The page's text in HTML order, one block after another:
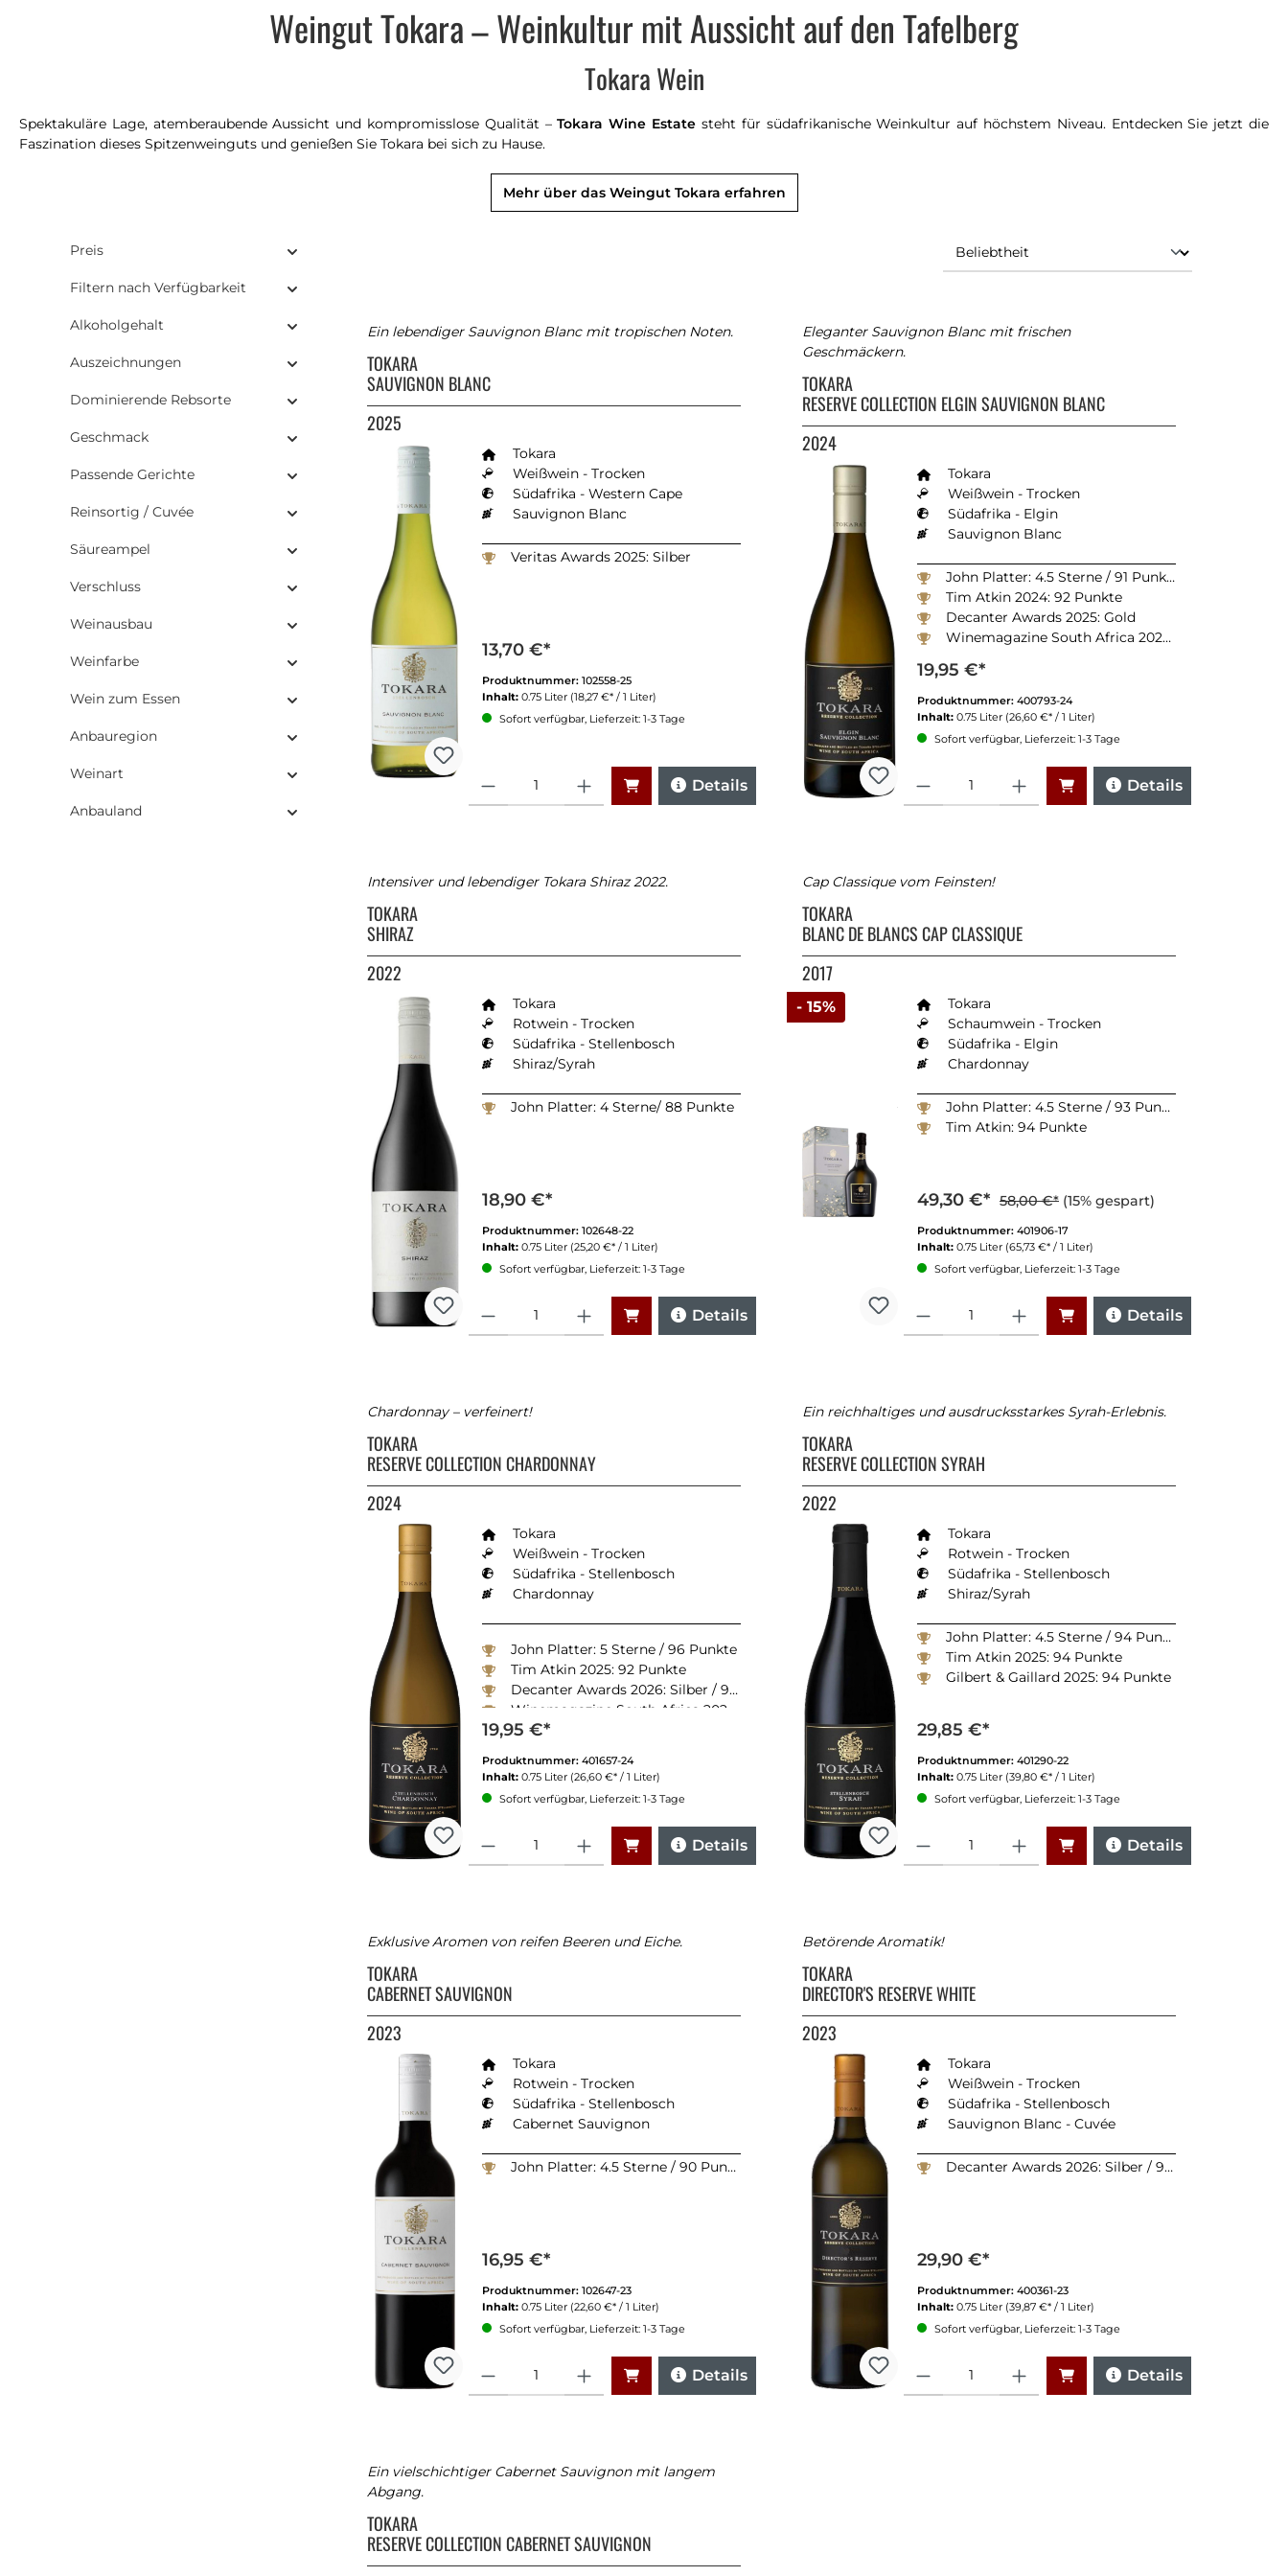
Weingut Tokara – Weinkultur mit Aussicht auf den Tafelberg
Tokara Wein
Spektakuläre Lage, atemberaubende Aussicht und kompromisslose Qualität –Tokara Wine Estate steht für südafrikanische Weinkultur auf höchstem Niveau. Entdecken Sie jetzt die
Faszination dieses Spitzenweinguts und genießen Sie Tokara bei sich zu Hause.
Mehr über das Weingut Tokara erfahren
Preis
Filtern nach Verfügbarkeit
Alkoholgehalt
Auszeichnungen
Dominierende Rebsorte
Geschmack
Passende Gerichte
Reinsortig / Cuvée
Säureampel
Verschluss
Weinausbau
Weinfarbe
Wein zum Essen
Anbauregion
Weinart
Anbauland
Ein lebendiger Sauvignon Blanc mit tropischen Noten.
TOKARA
SAUVIGNON BLANC
2025
Tokara
Weißwein - Trocken
Südafrika - Western Cape
Sauvignon Blanc
Veritas Awards 2025: Silber
13,70 €*
Produktnummer: 102558-25
Inhalt: 0.75 Liter (18,27 €* / 1 Liter)
Sofort verfügbar, Lieferzeit: 1-3 Tage
Details
Eleganter Sauvignon Blanc mit frischen
Geschmäckern.
TOKARA
RESERVE COLLECTION ELGIN SAUVIGNON BLANC
2024
Tokara
Weißwein - Trocken
Südafrika - Elgin
Sauvignon Blanc
John Platter: 4.5 Sterne / 91 Punkte
Tim Atkin 2024: 92 Punkte
Decanter Awards 2025: Gold
Winemagazine South Africa 2025: 90 Punkte
19,95 €*
Produktnummer: 400793-24
Inhalt: 0.75 Liter (26,60 €* / 1 Liter)
Sofort verfügbar, Lieferzeit: 1-3 Tage
Details
Intensiver und lebendiger Tokara Shiraz 2022.
TOKARA
SHIRAZ
2022
Tokara
Rotwein - Trocken
Südafrika - Stellenbosch
Shiraz/Syrah
John Platter: 4 Sterne/ 88 Punkte
18,90 €*
Produktnummer: 102648-22
Inhalt: 0.75 Liter (25,20 €* / 1 Liter)
Sofort verfügbar, Lieferzeit: 1-3 Tage
Details
- 15%
Cap Classique vom Feinsten!
TOKARA
BLANC DE BLANCS CAP CLASSIQUE
2017
Tokara
Schaumwein - Trocken
Südafrika - Elgin
Chardonnay
John Platter: 4.5 Sterne / 93 Punkte
Tim Atkin: 94 Punkte
49,30 €* 58,00 €* (15% gespart)
Produktnummer: 401906-17
Inhalt: 0.75 Liter (65,73 €* / 1 Liter)
Sofort verfügbar, Lieferzeit: 1-3 Tage
Details
Chardonnay – verfeinert!
TOKARA
RESERVE COLLECTION CHARDONNAY
2024
Tokara
Weißwein - Trocken
Südafrika - Stellenbosch
Chardonnay
John Platter: 5 Sterne / 96 Punkte
Tim Atkin 2025: 92 Punkte
Decanter Awards 2026: Silber / 90 Punkte
Winemagazine South Africa 2025: 93 Punkte
19,95 €*
Produktnummer: 401657-24
Inhalt: 0.75 Liter (26,60 €* / 1 Liter)
Sofort verfügbar, Lieferzeit: 1-3 Tage
Details
Ein reichhaltiges und ausdrucksstarkes Syrah-Erlebnis.
TOKARA
RESERVE COLLECTION SYRAH
2022
Tokara
Rotwein - Trocken
Südafrika - Stellenbosch
Shiraz/Syrah
John Platter: 4.5 Sterne / 94 Punkte
Tim Atkin 2025: 94 Punkte
Gilbert & Gaillard 2025: 94 Punkte
29,85 €*
Produktnummer: 401290-22
Inhalt: 0.75 Liter (39,80 €* / 1 Liter)
Sofort verfügbar, Lieferzeit: 1-3 Tage
Details
Exklusive Aromen von reifen Beeren und Eiche.
TOKARA
CABERNET SAUVIGNON
2023
Tokara
Rotwein - Trocken
Südafrika - Stellenbosch
Cabernet Sauvignon
John Platter: 4.5 Sterne / 90 Punkte
16,95 €*
Produktnummer: 102647-23
Inhalt: 0.75 Liter (22,60 €* / 1 Liter)
Sofort verfügbar, Lieferzeit: 1-3 Tage
Details
Betörende Aromatik!
TOKARA
DIRECTOR'S RESERVE WHITE
2023
Tokara
Weißwein - Trocken
Südafrika - Stellenbosch
Sauvignon Blanc - Cuvée
Decanter Awards 2026: Silber / 90 Punkte
29,90 €*
Produktnummer: 400361-23
Inhalt: 0.75 Liter (39,87 €* / 1 Liter)
Sofort verfügbar, Lieferzeit: 1-3 Tage
Details
Ein vielschichtiger Cabernet Sauvignon mit langem
Abgang.
TOKARA
RESERVE COLLECTION CABERNET SAUVIGNON